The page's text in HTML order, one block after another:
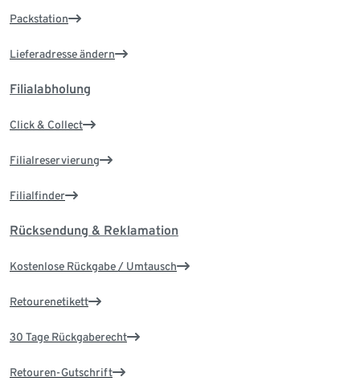
Packstation
Lieferadresse ändern
Filialabholung
Click & Collect
Filialreservierung
Filialfinder
Rücksendung & Reklamation
Kostenlose Rückgabe / Umtausch
Retourenetikett
30 Tage Rückgaberecht
Retouren-Gutschrift